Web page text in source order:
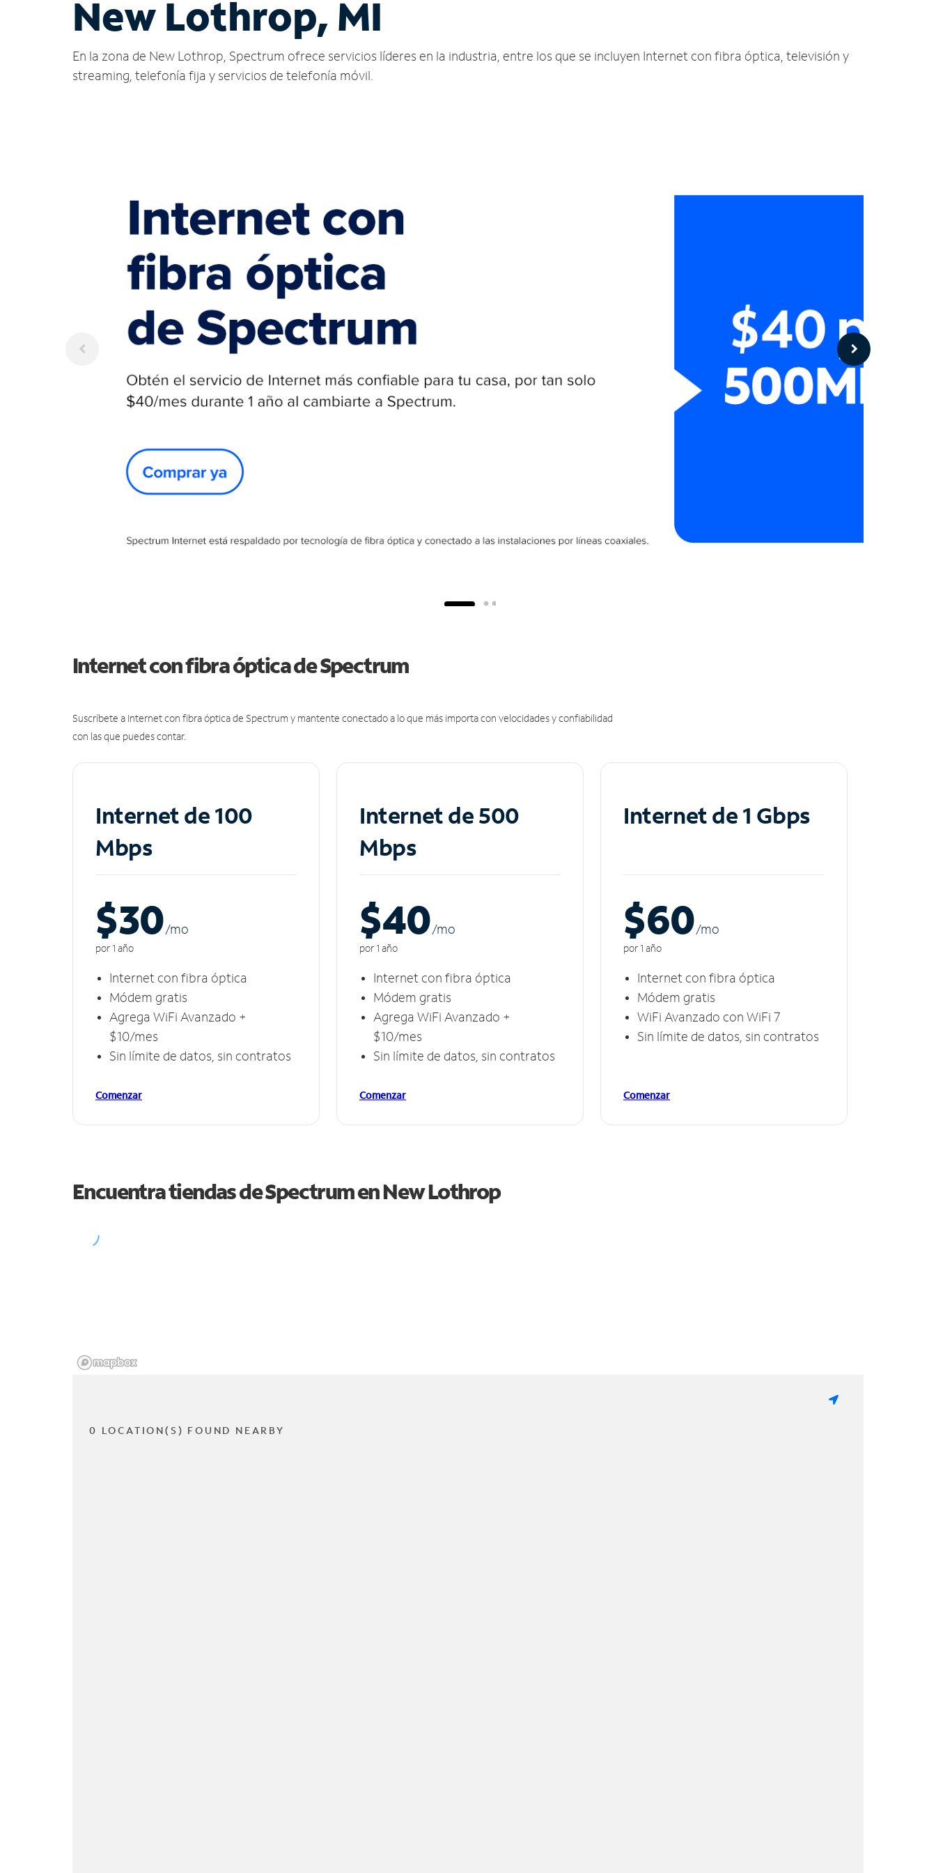
New Lothrop, MI
En la zona de New Lothrop, Spectrum ofrece servicios líderes en la industria, entre los que se incluyen Internet con fibra óptica, televisión y
streaming, telefonía fija y servicios de telefonía móvil.
Internet con fibra óptica de Spectrum
Suscríbete a Internet con fibra óptica de Spectrum y mantente conectado a lo que más importa con velocidades y confiabilidad
con las que puedes contar.
Internet de 100
Mbps
$30/mo
por 1 año
Internet con fibra óptica
Módem gratis
Agrega WiFi Avanzado +
$10/mes
Sin límite de datos, sin contratos
Comenzar
Internet de 500
Mbps
$40/mo
por 1 año
Internet con fibra óptica
Módem gratis
Agrega WiFi Avanzado +
$10/mes
Sin límite de datos, sin contratos
Comenzar
Internet de 1 Gbps
$60/mo
por 1 año
Internet con fibra óptica
Módem gratis
WiFi Avanzado con WiFi 7
Sin límite de datos, sin contratos
Comenzar
Encuentra tiendas de Spectrum enNew Lothrop
0 LOCATION(S) FOUND NEARBY